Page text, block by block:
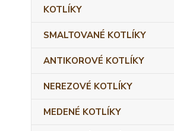
KOTLÍKY
SMALTOVANÉ KOTLÍKY
ANTIKOROVÉ KOTLÍKY
NEREZOVÉ KOTLÍKY
MEDENÉ KOTLÍKY